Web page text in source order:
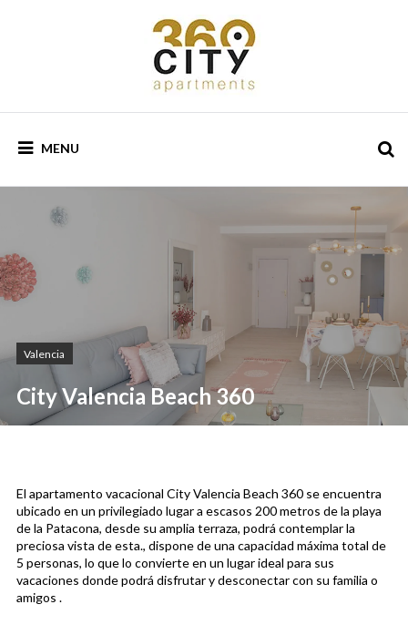
APARTMENTS
apartamentos
MENU
Valencia
City Valencia Beach 360
El apartamento vacacional City Valencia Beach 360 se encuentra
ubicado en un privilegiado lugar a escasos 200 metros de la playa
de la Patacona, desde su amplia terraza, podrá contemplar la
preciosa vista de esta., dispone de una capacidad máxima total de
5 personas, lo que lo convierte en un lugar ideal para sus
vacaciones donde podrá disfrutar y desconectar con su familia o
amigos .